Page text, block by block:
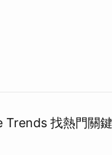
Trends 找熱門關